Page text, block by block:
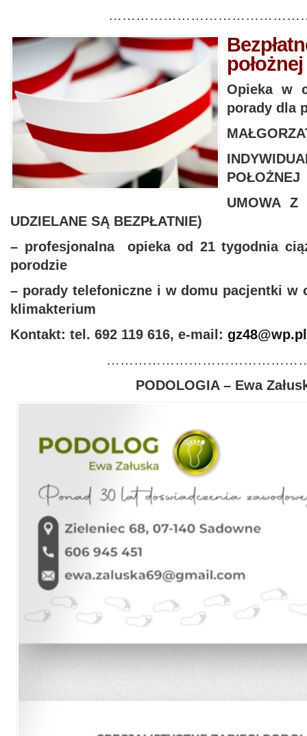
położnej
Opieka w
porady dla
POŁOŻNEJ
UMOWA Z
UDZIELANE SĄ BEZPŁATNIE)
– profesjonalna opieka od 21 tygodnia
porodzie
– porady telefoniczne i w domu pacjentki w
klimakterium
Kontakt: tel. 692 119 616, e-mail: gz48@wp.pl
PODOLOGIA – Ewa